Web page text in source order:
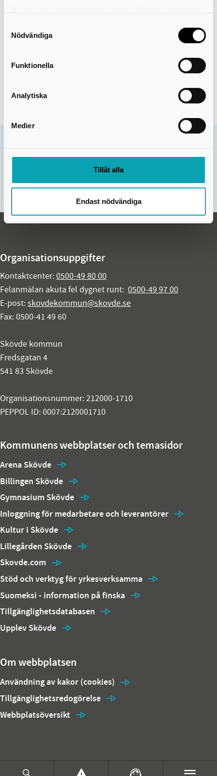
användning av kakor som du hittar längst ner på sidan
Nödvändiga
Funktionella
Analytiska
Medier
Tillåt alla
Endast nödvändiga
Leaflet
Hjälpte informationen på den här sidan dig?
Nej
Ja
Organisationsuppgifter
Kontaktcenter:0500-49 80 00
Felanmälan akuta fel dygnet runt: 0500-49 97 00
E-post:skovdekommun@skovde.se
Fax: 0500-41 49 60
Skövde kommun
Fredsgatan 4
541 83 Skövde
Organisationsnummer: 212000-1710
PEPPOL ID: 0007:2120001710
Kommunens webbplatser och temasidor
Arena Skövde
Billingen Skövde
Gymnasium Skövde
Inloggning för medarbetare och leverantörer
Kultur i Skövde
Lillegården Skövde
Skovde.com
Stöd och verktyg för yrkesverksamma
Suomeksi - information på finska
Tillgänglighetsdatabasen
Upplev Skövde
Om webbplatsen
Användning av kakor (cookies)
Tillgänglighetsredogörelse
Webbplatsöversikt